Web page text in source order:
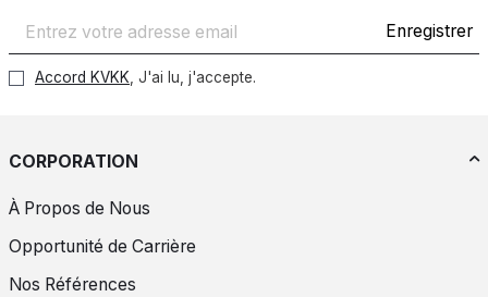
Enregistrer
Accord KVKK , J'ai lu, j'accepte.
CORPORATION
À Propos de Nous
Opportunité de Carrière
Nos Références